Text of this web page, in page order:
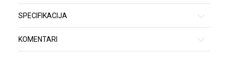
SPECIFIKACIJA
KOMENTARI